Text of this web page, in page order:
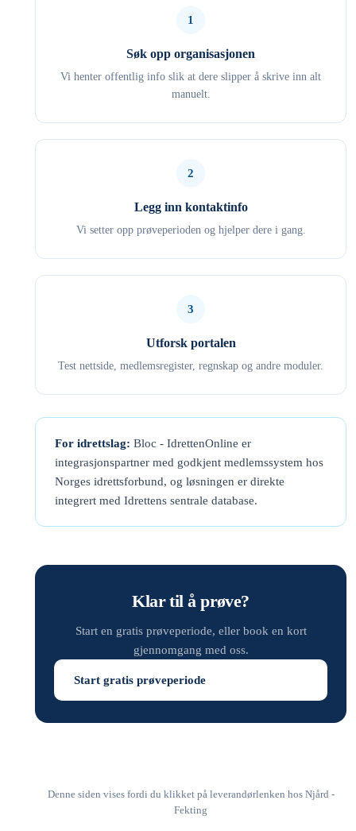
1
Søk opp organisasjonen
Vi henter offentlig info slik at dere slipper å skrive inn alt
manuelt.
2
Legg inn kontaktinfo
Vi setter opp prøveperioden og hjelper dere i gang.
3
Utforsk portalen
Test nettside, medlemsregister, regnskap og andre moduler.
For idrettslag: Bloc - IdrettenOnline er
integrasjonspartner med godkjent medlemssystem hos
Norges idrettsforbund, og løsningen er direkte
integrert med Idrettens sentrale database.
Klar til å prøve?
Start en gratis prøveperiode, eller book en kort
gjennomgang med oss.
Start gratis prøveperiode
Denne siden vises fordi du klikket på leverandørlenken hos Njård -
Fekting